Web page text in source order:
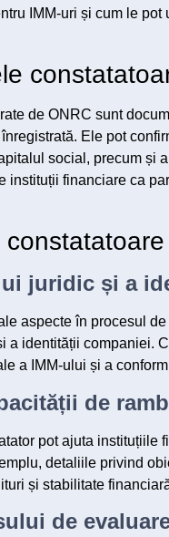
IMM-uri și cum le
de ONRC sunt
Ele pot
social, precum și
instituții financiare ca
juridic și a
aspecte în procesul
a identității companiei.
a IMM-ului și a
de
pot ajuta instituțiile
detaliile privind
și stabilitate
de